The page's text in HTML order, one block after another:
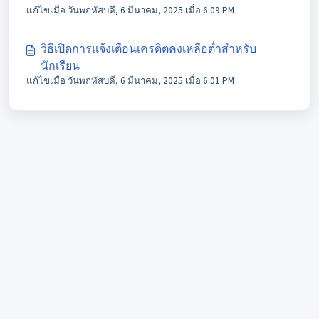
แก้ไขเมื่อ วันพฤหัสบดี, 6 มีนาคม, 2025 เมื่อ 6:09 PM
วิธีเปิดการแจ้งเตือนเครดิตคงเหลือต่ำสำหรับ
นักเรียน
แก้ไขเมื่อ วันพฤหัสบดี, 6 มีนาคม, 2025 เมื่อ 6:01 PM